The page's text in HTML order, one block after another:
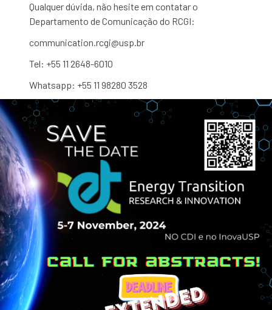
Qualquer dúvida, não hesite em contatar o
Departamento de Comunicação do RCGI:
communication.rcgi@usp.br
Tel: +55 11 2648-6010
Whatsapp: +55 11 98280 3528